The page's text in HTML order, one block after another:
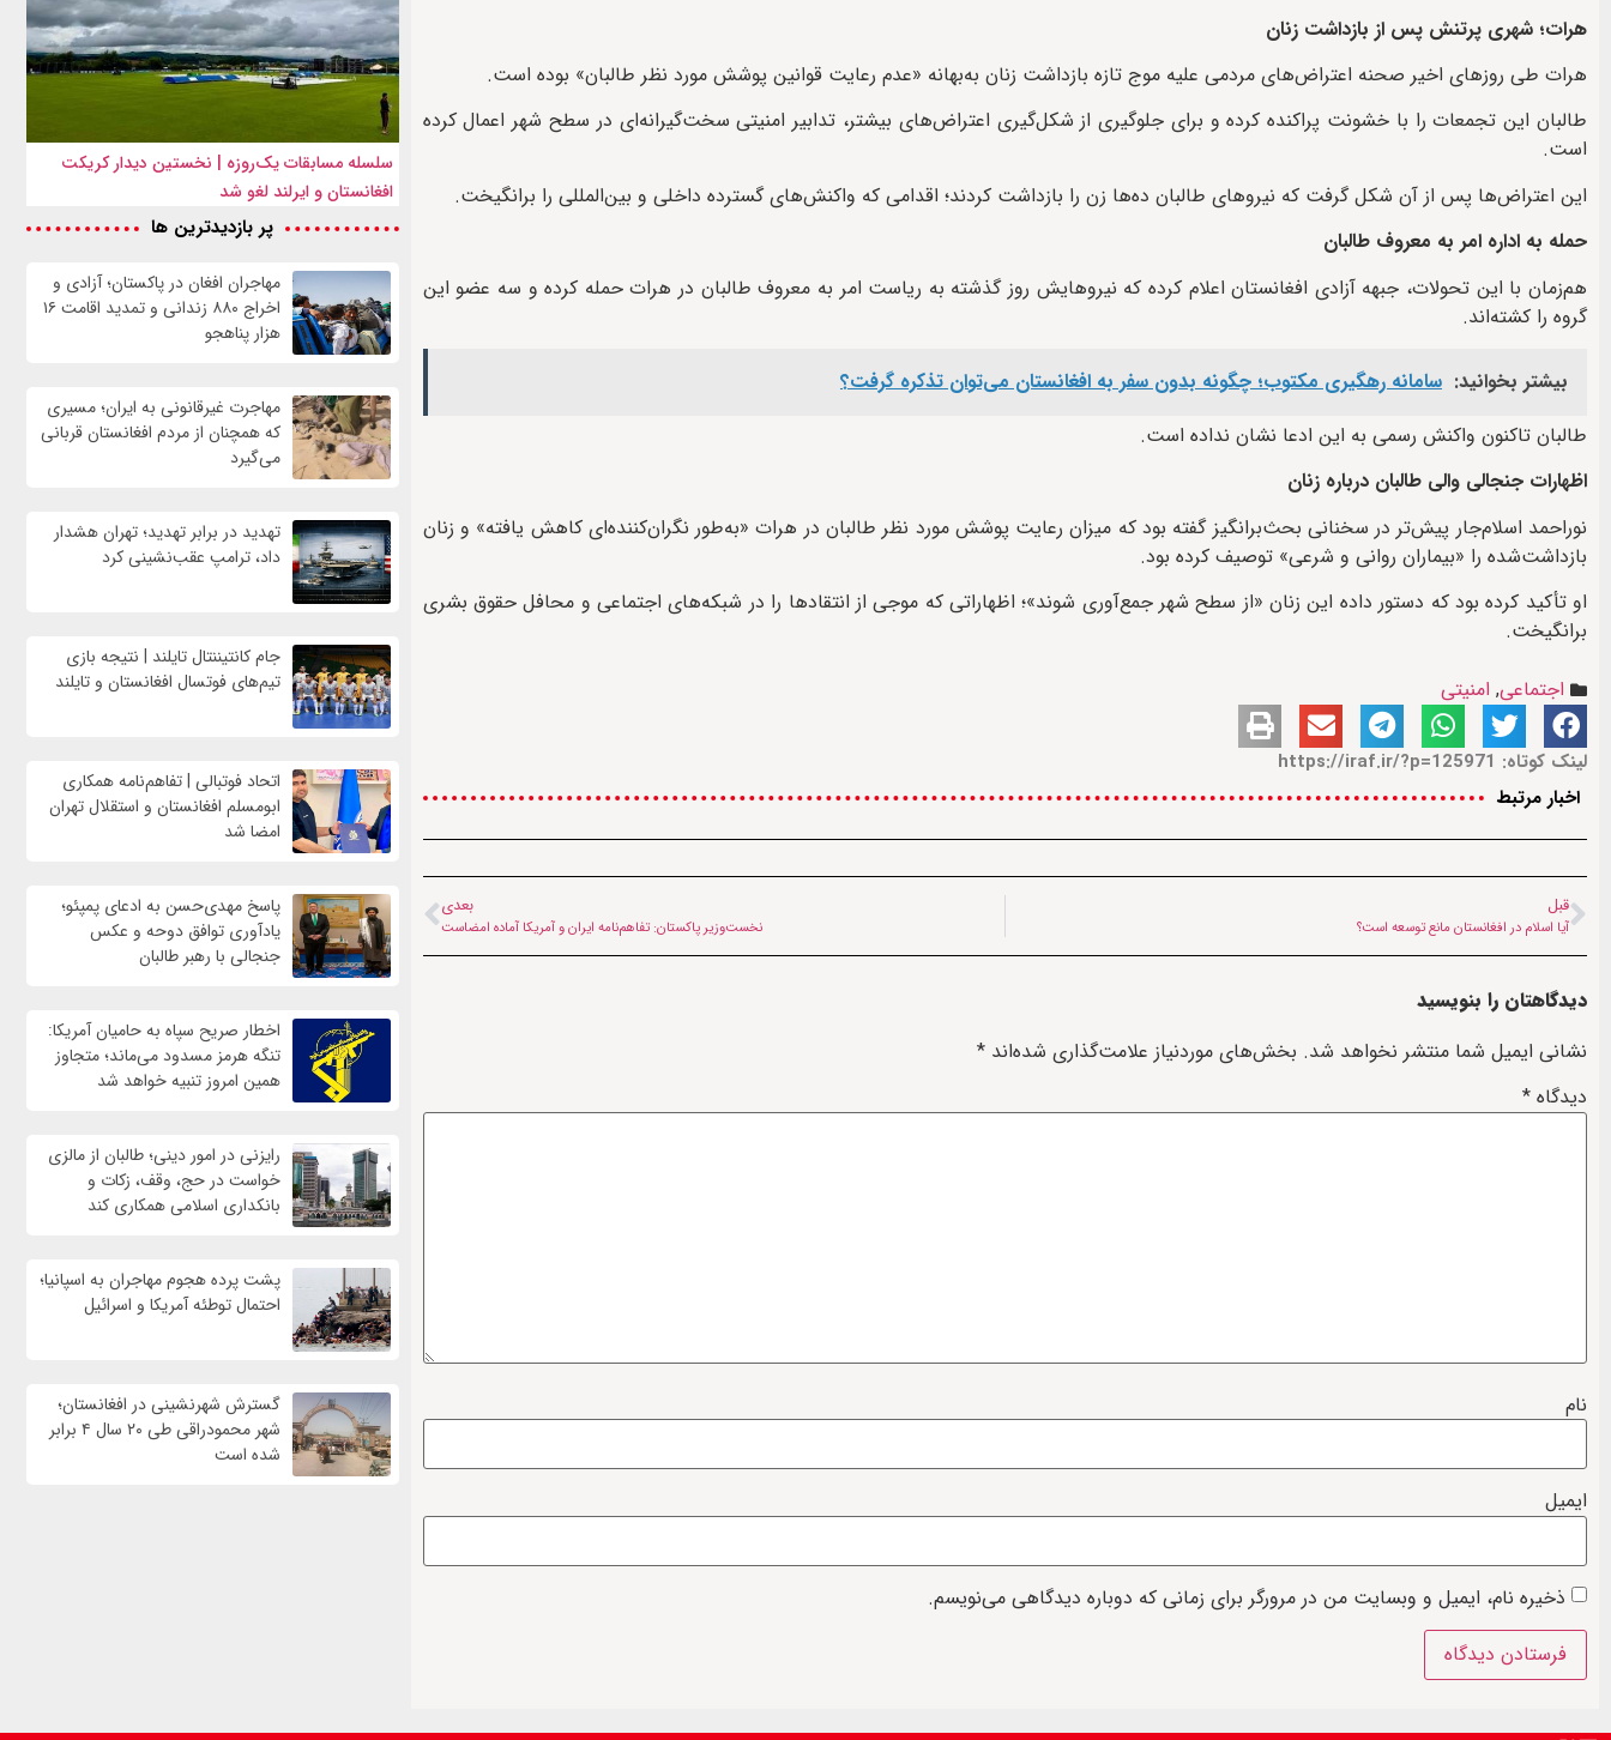
هرات؛ شهری پرتنش پس از بازداشت زنان
هرات طی روزهای اخیر صحنه اعتراض‌های مردمی علیه موج تازه بازداشت زنان به‌بهانه «عدم رعایت قوانین پوشش مورد نظر طالبان» بوده است.
طالبان این تجمعات را با خشونت پراکنده کرده و برای جلوگیری از شکل‌گیری اعتراض‌های بیشتر، تدابیر امنیتی سخت‌گیرانه‌ای در سطح شهر اعمال کرده
است.
این اعتراض‌ها پس از آن شکل گرفت که نیروهای طالبان ده‌ها زن را بازداشت کردند؛ اقدامی که واکنش‌های گسترده داخلی و بین‌المللی را برانگیخت.
حمله به اداره امر به معروف طالبان
هم‌زمان با این تحولات، جبهه آزادی افغانستان اعلام کرده که نیروهایش روز گذشته به ریاست امر به معروف طالبان در هرات حمله کرده و سه عضو این
گروه را کشته‌اند.
بیشتر بخوانید: سامانه رهگیری مکتوب؛ چگونه بدون سفر به افغانستان می‌توان تذکره گرفت؟
طالبان تاکنون واکنش رسمی به این ادعا نشان نداده است.
اظهارات جنجالی والی طالبان درباره زنان
نوراحمد اسلام‌جار پیش‌تر در سخنانی بحث‌برانگیز گفته بود که میزان رعایت پوشش مورد نظر طالبان در هرات «به‌طور نگران‌کننده‌ای کاهش یافته» و زنان
بازداشت‌شده را «بیماران روانی و شرعی» توصیف کرده بود.
او تأکید کرده بود که دستور داده این زنان «از سطح شهر جمع‌آوری شوند»؛ اظهاراتی که موجی از انتقادها را در شبکه‌های اجتماعی و محافل حقوق بشری
برانگیخت.
اجتماعی, امنیتی
لینک کوتاه: https://iraf.ir/?p=125971
اخبار مرتبط
قبل
آیا اسلام در افغانستان مانع توسعه است؟
بعدی
نخست‌وزیر پاکستان: تفاهم‌نامه ایران و آمریکا آماده امضاست
دیدگاهتان را بنویسید
نشانی ایمیل شما منتشر نخواهد شد. بخش‌های موردنیاز علامت‌گذاری شده‌اند *
دیدگاه *
نام
ایمیل
ذخیره نام، ایمیل و وبسایت من در مرورگر برای زمانی که دوباره دیدگاهی می‌نویسم.
سلسله مسابقات یک‌روزه | نخستین دیدار کریکت
افغانستان و ایرلند لغو شد
پر بازدیدترین ها
مهاجران افغان در پاکستان؛ آزادی و
اخراج ۸۸۰ زندانی و تمدید اقامت ۱۶
هزار پناهجو
مهاجرت غیرقانونی به ایران؛ مسیری
که همچنان از مردم افغانستان قربانی
می‌گیرد
تهدید در برابر تهدید؛ تهران هشدار
داد، ترامپ عقب‌نشینی کرد
جام کانتیننتال تایلند | نتیجه بازی
تیم‌های فوتسال افغانستان و تایلند
اتحاد فوتبالی | تفاهم‌نامه همکاری
ابومسلم افغانستان و استقلال تهران
امضا شد
پاسخ مهدی‌حسن به ادعای پمپئو؛
یادآوری توافق دوحه و عکس
جنجالی با رهبر طالبان
اخطار صریح سپاه به حامیان آمریکا:
تنگه هرمز مسدود می‌ماند؛ متجاوز
همین امروز تنبیه خواهد شد
رایزنی در امور دینی؛ طالبان از مالزی
خواست در حج، وقف، زکات و
بانکداری اسلامی همکاری کند
پشت پرده هجوم مهاجران به اسپانیا؛
احتمال توطئه آمریکا و اسرائیل
گسترش شهرنشینی در افغانستان؛
شهر محمودراقی طی ۲۰ سال ۴ برابر
شده است